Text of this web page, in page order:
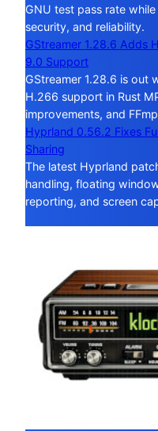
GNU test pass rate
security, and reliability.
GStreamer 1.28.6 Adds
9.0 Support
GStreamer 1.28.6 is out
H.266 support in Rust
improvements, and
Hyprland 0.56.2 Fixes
Sharing
The latest Hyprland
handling, floating
reporting, and screen